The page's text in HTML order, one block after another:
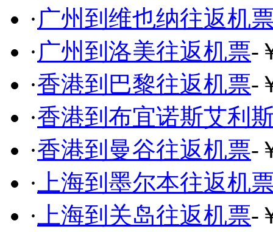
·广州到维也纳往返机
·广州到洛美往返机票-
·香港到巴黎往返机票-
·香港到布宜诺斯艾利
·香港到曼谷往返机票-
· 上海到墨尔本往返机
· 上海到关岛往返机票-